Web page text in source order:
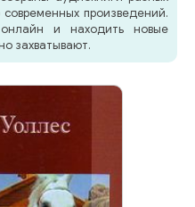
произведений.
и находить новые
захватывают.